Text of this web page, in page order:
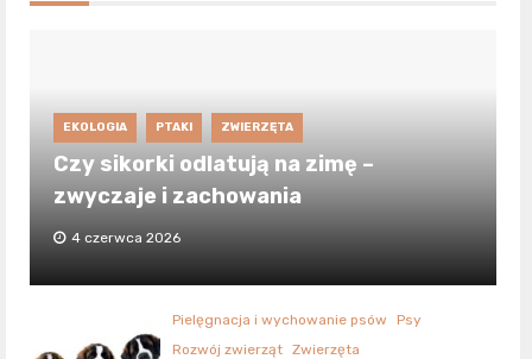
EKOLOGIA PTAKI ZWIERZĘTA
Czy sikorki odlatują na zimę –
zwyczaje i zachowania
4 czerwca 2026
Pielęgnacja i wychowanie psów
Psy
Rozwój zwierząt Zwierzęta